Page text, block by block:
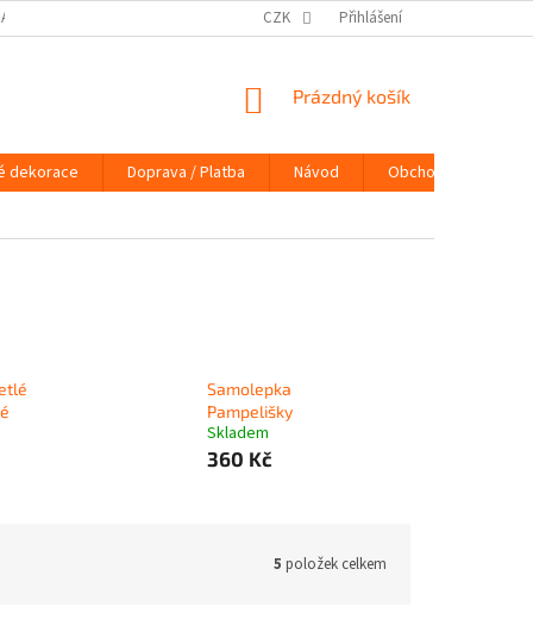
NÁVOD KONTAKTY
CZK Přihlášení
NÁKUPNÍ
Prázdný košík
dekorace Doprava / Platba Návod
Obchodní podmínky
Samolepka
Pampelišky
Skladem
360 Kč
5 položek celkem